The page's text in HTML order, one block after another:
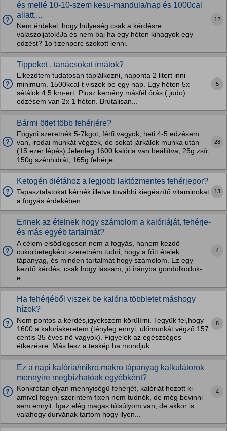
és mellé 10-10-szem kesu-mandula/nap és 1000cal
allatt,...
Nem érdekel, hogy hülyeség csak a kérdésre
válaszoljatok!Ja és nem baj ha egy héten kihagyok egy
edzést? 1o tizenperc szokott lenni.
12
Tippeket , tanácsokat írnátok?
Elkezdtem tudatosan táplálkozni, naponta 2 litert inni
minimum. 1500kcal-t viszek be egy nap. Egy héten 5x
sétálok 4,5 km-ert. Plusz kemény másfél órás ( judo)
edzésem van 2x 1 héten. Brutálisan...
5
Bármi ötlet több fehérjére?
Fogyni szeretnék 5-7kgot, férfi vagyok, heti 4-5 edzésem
van, irodai munkát végzek, de sokat járkálok munka után
(15 ezer lépés) Jelenleg 1600 kalória van beállítva, 25g zsír,
150g szénhidrát, 165g fehérje....
28
Ketogén diétához a legjobb laktózmentes fehérjepor?
Tapasztalatokat kérnék,illetve további kiegészítő vitaminokat
a fogyás érdekében.
13
Ennek az ételnek hogy számolom a kalóriáját, fehérje-
és más egyéb tartalmát?
A célom elsődlegesen nem a fogyás, hanem kezdő
cukorbetegként szeretném tudni, hogy a főtt ételek
tápanyag, és minden tartalmát hogy számolom. Ez egy
kezdő kérdés, csak hogy lássam, jó irányba gondolkodok-
e,...
4
Ha fehérjéből viszek be kalória többletet máshogy
hízok?
Nem pontos a kérdés,igyekszem körülírni. Tegyük fel,hogy
1600 a kaloriakeretem (tényleg ennyi, ülőmunkát végző 157
centis 35 éves nő vagyok). Figyelek az egészséges
étkezésre. Más lesz a teskép ha mondjuk...
8
Ez a napi kalória/mikro,makro tápanyag kalkulátorok
mennyire megbízhatóak egyébként?
Konkrétan olyan mennyiségű fehérjét, kalóriát hozott ki
amivel fogyni szerintem fixen nem tudnék, de még bevinni
sem ennyit. Igaz elég magas túlsúlyom van, de akkor is
valahogy durvának tartom hogy ilyen...
4